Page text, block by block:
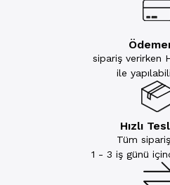
sipariş verirken
ile
Hızlı
Tüm
1 - 3 iş günü